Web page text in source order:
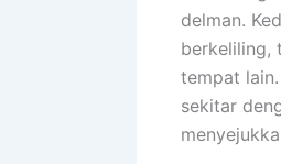
delman.
berkeliling,
tempat
sekitar